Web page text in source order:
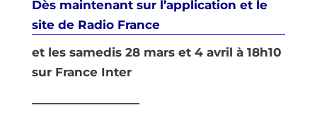
Dès maintenant sur l’application et le
site de Radio France
et les samedis 28 mars et 4 avril à 18h10
sur France Inter